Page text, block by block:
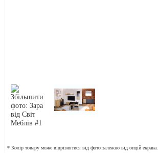
* Колір товару може відрізнятися від фото залежно від опцій екрана.